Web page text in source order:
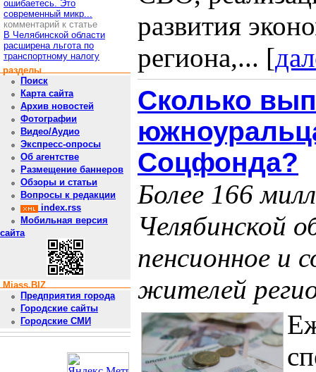
ошибаетесь. Это
современный микр...
комментарий к статье
В Челябинской области
расширена льгота по
транспортному налогу
разделы
Поиск
Карта сайта
Архив новостей
Фотографии
Видео/Аудио
Экспресс-опросы
Об агентстве
Размещение баннеров
Обзоры и статьи
Вопросы к редакции
index.rss
Мобильная версия
сайта
Miass.BIZ
Предприятия города
Городские сайты
Городские СМИ
развития
региона,... [
Сколько
Соцфонда?
Более 166
Челябинской
пенсионное и
жителей